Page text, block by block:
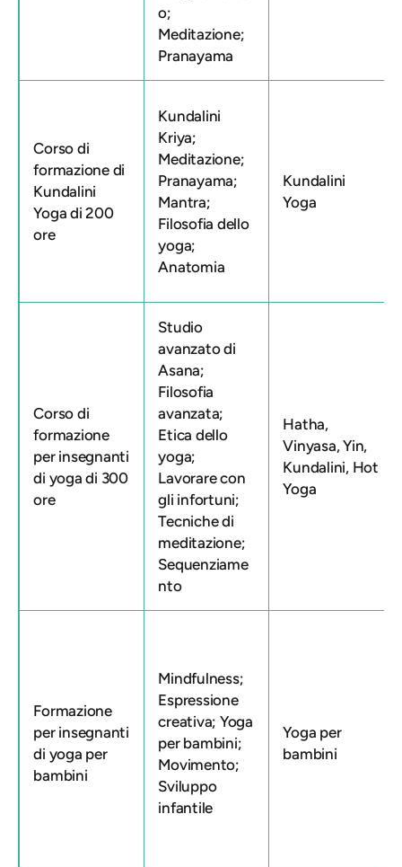
o;
Meditazione;
Pranayama
Corso di
formazione di
Kundalini
Yoga di 200
ore
Kundalini
Kriya;
Meditazione;
Pranayama;
Mantra;
Filosofia dello
yoga;
Anatomia
Kundalini
Yoga
Corso di
formazione
per insegnanti
di yoga di 300
ore
Studio
avanzato di
Asana;
Filosofia
avanzata;
Etica dello
yoga;
Lavorare con
gli infortuni;
Tecniche di
meditazione;
Sequenziame
nto
Hatha,
Vinyasa, Yin,
Kundalini, Hot
Yoga
Formazione
per insegnanti
di yoga per
bambini
Mindfulness;
Espressione
creativa; Yoga
per bambini;
Movimento;
Sviluppo
infantile
Yoga per
bambini